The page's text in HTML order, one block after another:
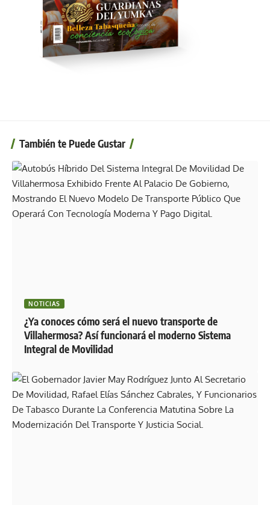
También te Puede Gustar
NOTICIAS
¿Ya conoces cómo será el nuevo transporte de
Villahermosa? Así funcionará el moderno Sistema
Integral de Movilidad